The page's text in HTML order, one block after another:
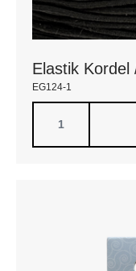
Elastik
EG124-1